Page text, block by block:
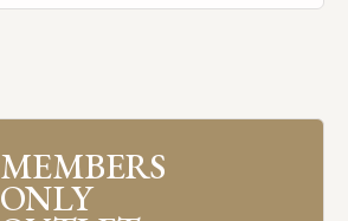
MEMBERS
ONLY